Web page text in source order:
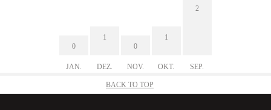
0
JAN.
1
DEZ.
0
NOV.
1
OKT.
2
SEP.
BACK TO TOP